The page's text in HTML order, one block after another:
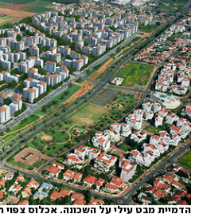
הדמיית מבט עילי על השכונה. אכלוס צפוי תוך 3